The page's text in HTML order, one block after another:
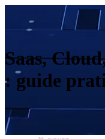
Saas,
: guide